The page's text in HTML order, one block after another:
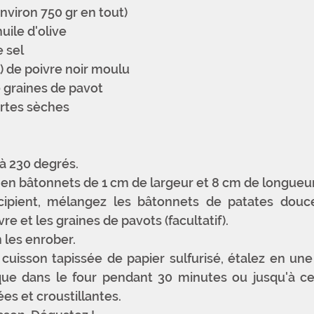
750 gr en tout)
d'olive
sel
de poivre noir moulu
graines de pavot
sèches
230 degrés.
bâtonnets de 1 cm de largeur et 8 cm de
mélangez les bâtonnets de patates
et les graines de pavots (facultatif).
les enrober.
tapissée de papier sulfurisé, étalez en
dans le four pendant 30 minutes ou jusqu'à
et croustillantes.